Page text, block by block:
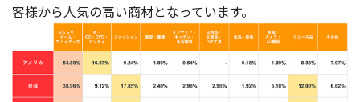
客様から人気の高い商材となっています。